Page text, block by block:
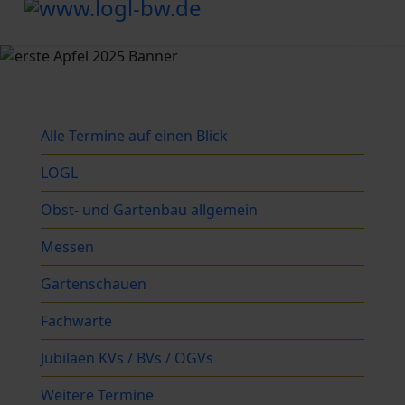
Alle Termine auf einen Blick
LOGL
Obst- und Gartenbau allgemein
Messen
Gartenschauen
Fachwarte
Jubiläen KVs / BVs / OGVs
Weitere Termine